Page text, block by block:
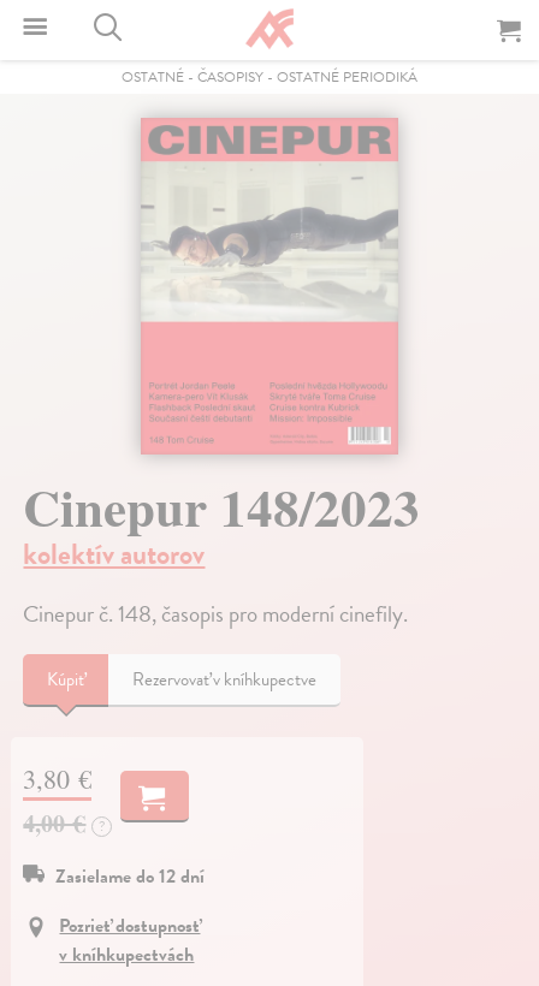
OSTATNÉ - ČASOPISY - OSTATNÉ PERIODIKÁ
Cinepur 148/2023
kolektív autorov
Cinepur č. 148, časopis pro moderní cinefily.
Kúpiť Rezervovať v kníhkupectve
3,80 €
4,00 € ?
Zasielame do 12 dní
Pozrieť dostupnosť
v kníhkupectvách